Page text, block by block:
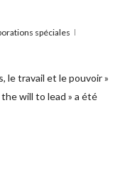
spéciales
le travail et le pouvoir »
will to lead » a été